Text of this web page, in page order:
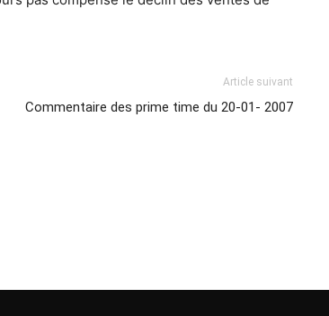
Article suivant
Commentaire des prime time du 20-01- 2007